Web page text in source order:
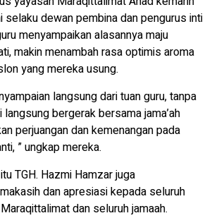
selaku dewan pembina dan pengurus inti
menyampaikan alasannya maju
makin menambah rasa optimis aroma
yang mereka usung.
langsung dari tuan guru, tanpa
bergerak bersama jama’ah
perjuangan dan kemenangan pada
” ungkap mereka.
TGH. Hazmi Hamzar juga
dan apresiasi kepada seluruh
dan seluruh jamaah.